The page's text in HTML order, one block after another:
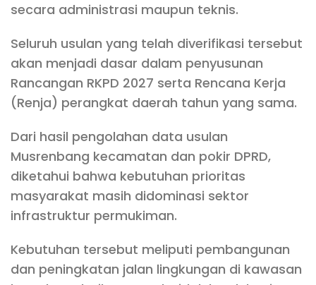
secara administrasi maupun teknis.
Seluruh usulan yang telah diverifikasi tersebut
akan menjadi dasar dalam penyusunan
Rancangan RKPD 2027 serta Rencana Kerja
(Renja) perangkat daerah tahun yang sama.
Dari hasil pengolahan data usulan
Musrenbang kecamatan dan pokir DPRD,
diketahui bahwa kebutuhan prioritas
masyarakat masih didominasi sektor
infrastruktur permukiman.
Kebutuhan tersebut meliputi pembangunan
dan peningkatan jalan lingkungan di kawasan